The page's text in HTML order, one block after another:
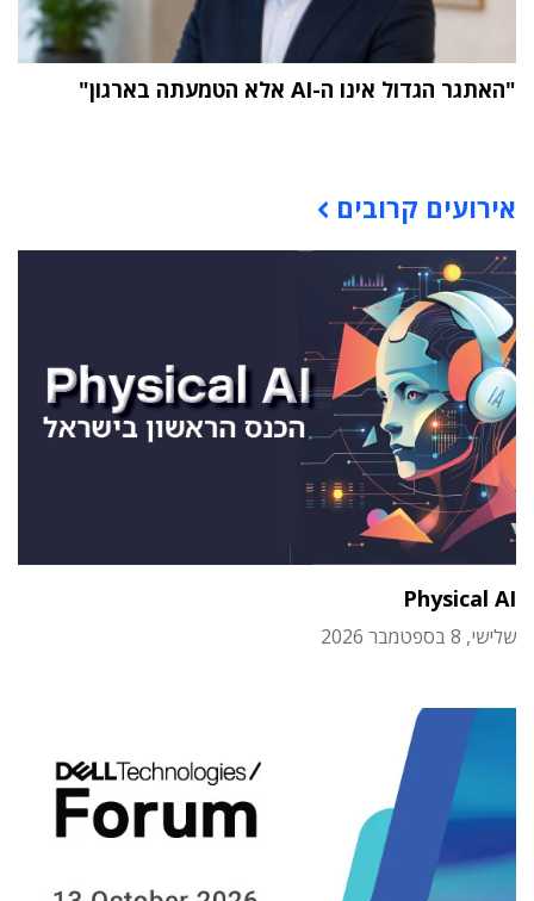
"האתגר הגדול אינו ה-AI אלא הטמעתה בארגון"
אירועים קרובים
Physical AI
שלישי, 8 בספטמבר 2026